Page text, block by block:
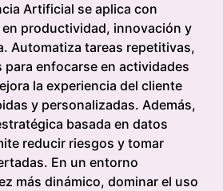
Artificial se aplica con
productividad, innovación y
Automatiza tareas repetitivas,
para enfocarse en actividades
la experiencia del cliente
y personalizadas. Además,
basada en datos
reducir riesgos y tomar
En un entorno
más dinámico, dominar el uso